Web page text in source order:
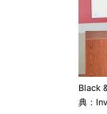
Black
典：